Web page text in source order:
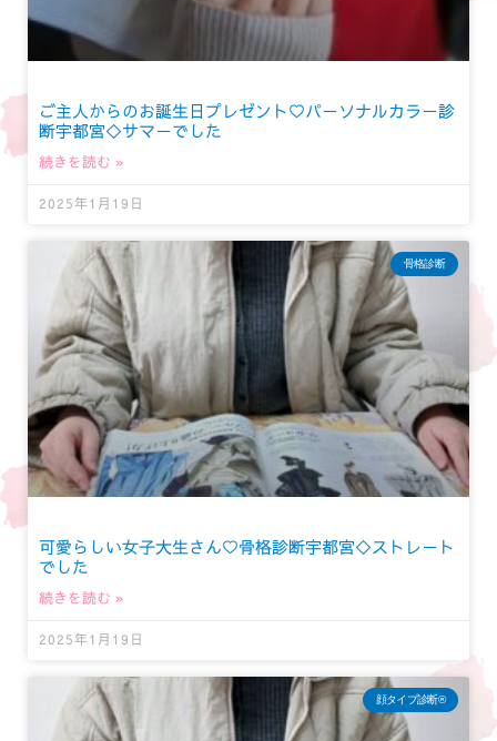
ご主人からのお誕生日プレゼント♡パーソナルカラー診
断宇都宮◇サマーでした
続きを読む »
2025年1月19日
骨格診断
可愛らしい女子大生さん♡骨格診断宇都宮◇ストレート
でした
続きを読む »
2025年1月19日
顔タイプ診断®︎